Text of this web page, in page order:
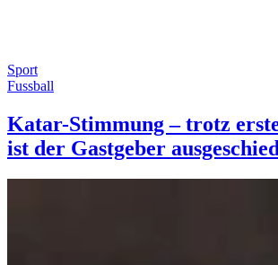
Sport
Fussball
Katar-Stimmung – trotz
ist der Gastgeber